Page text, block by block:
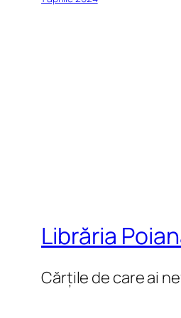
Librăria
Cărțile de care ai